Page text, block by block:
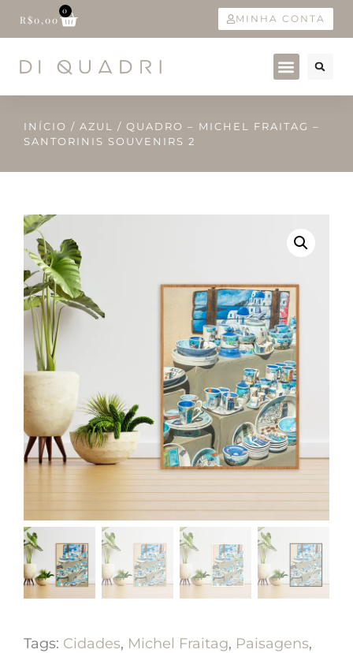
R$0,00
0
MINHA CONTA
INÍCIO / AZUL
/ QUADRO – MICHEL FRAITAG –
SANTORINIS SOUVENIRS 2
Tags: Cidades, Michel Fraitag, Paisagens,